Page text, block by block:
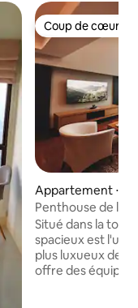
Coup de cœur
Coup de cœur
Appartement ⋅
Serpong
Penthouse de
BSD
Situé dans la tour
spacieux est l'un
plus luxueux de
offre des